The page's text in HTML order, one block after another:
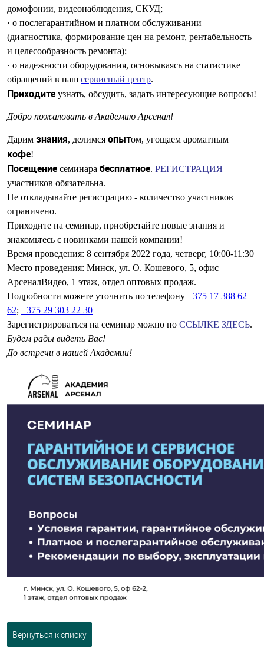
домофонии, видеонаблюдения, СКУД;
· о послегарантийном и платном обслуживании
(диагностика, формирование цен на ремонт, рентабельность
и целесообразность ремонта);
· о надежности оборудования, основываясь на статистике
обращений в наш сервисный центр.
Приходите узнать, обсудить, задать интересующие вопросы!
Добро пожаловать в Академию Арсенал!
Дарим знания, делимся опытом, угощаем ароматным
кофе!
Посещение семинара бесплатное. РЕГИСТРАЦИЯ
участников обязательна.
Не откладывайте регистрацию - количество участников
ограничено.
Приходите на семинар, приобретайте новые знания и
знакомьтесь с новинками нашей компании!
Время проведения: 8 сентября 2022 года, четверг, 10:00-11:30
Место проведения: Минск, ул. О. Кошевого, 5, офис
АрсеналВидео, 1 этаж, отдел оптовых продаж.
Подробности можете уточнить по телефону +375 17 388 62
62; +375 29 303 22 30
Зарегистрироваться на семинар можно по ССЫЛКЕ ЗДЕСЬ.
Будем рады видеть Вас!
До встречи в нашей Академии!
Вернуться к списку